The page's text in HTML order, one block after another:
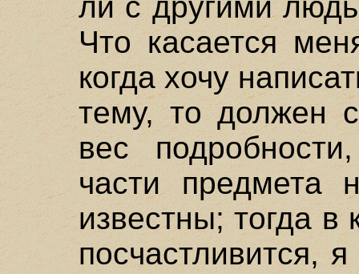
Что касается
когда хочу
тему, то должен
вес
части предмета
известны; тогда в
посчастливится,